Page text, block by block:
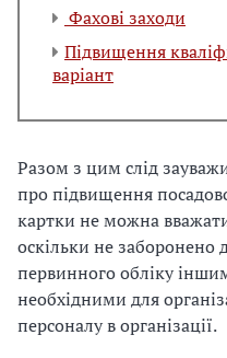
Фахові заходи
Підвищення
варіант
Разом з цим слід
про підвищення
картки не можна
оскільки не
первинного обліку
необхідними для
персоналу в організації.